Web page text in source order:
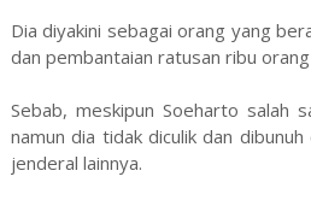
Dia diyakini sebagai orang yang
dan pembantaian ratusan ribu
Sebab, meskipun Soeharto salah
namun dia tidak diculik dan
jenderal lainnya.